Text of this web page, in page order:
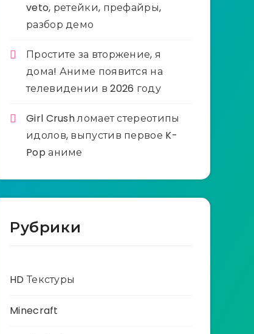
veto, ретейки, префайры,
разбор демо
Простите за вторжение, я
дома! Аниме появится на
телевидении в 2026 году
Girl Crush ломает стереотипы
идолов, выпустив первое K-
Pop аниме
Рубрики
HD Текстуры
Minecraft